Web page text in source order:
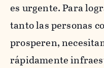
es urgente. Para
tanto las personas
prosperen,
rápidamente